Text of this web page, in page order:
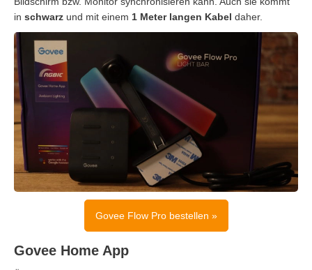
in schwarz und mit einem 1 Meter langen Kabel daher.
Govee Flow Pro bestellen »
Govee Home App